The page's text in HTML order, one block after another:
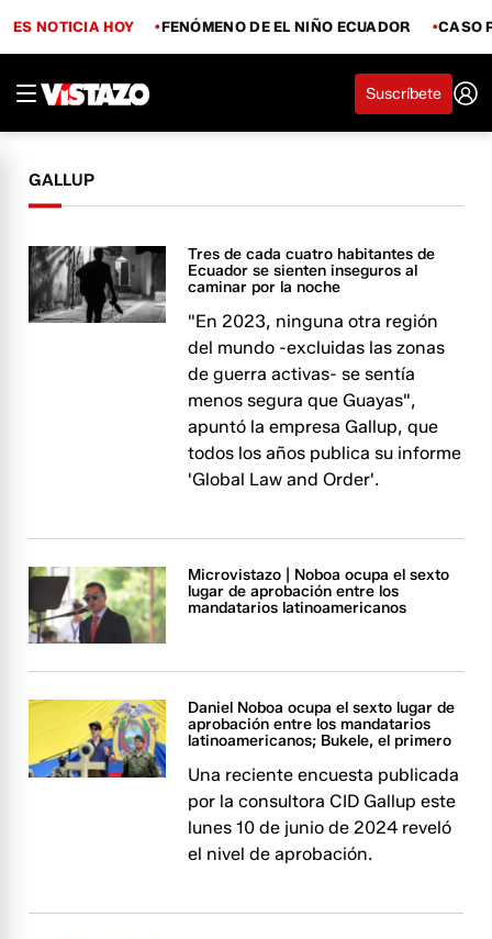
ES NOTICIA HOY FENÓMENO DE EL NIÑO ECUADOR CASO
Suscríbete
GALLUP
Tres de cada cuatro habitantes de
Ecuador se sienten inseguros al
caminar por la noche
"En 2023, ninguna otra región
del mundo -excluidas las zonas
de guerra activas- se sentía
menos segura que Guayas",
apuntó la empresa Gallup, que
todos los años publica su informe
'Global Law and Order'.
Microvistazo | Noboa ocupa el sexto
lugar de aprobación entre los
mandatarios latinoamericanos
Daniel Noboa ocupa el sexto lugar de
aprobación entre los mandatarios
latinoamericanos; Bukele, el primero
Una reciente encuesta publicada
por la consultora CID Gallup este
lunes 10 de junio de 2024 reveló
el nivel de aprobación.